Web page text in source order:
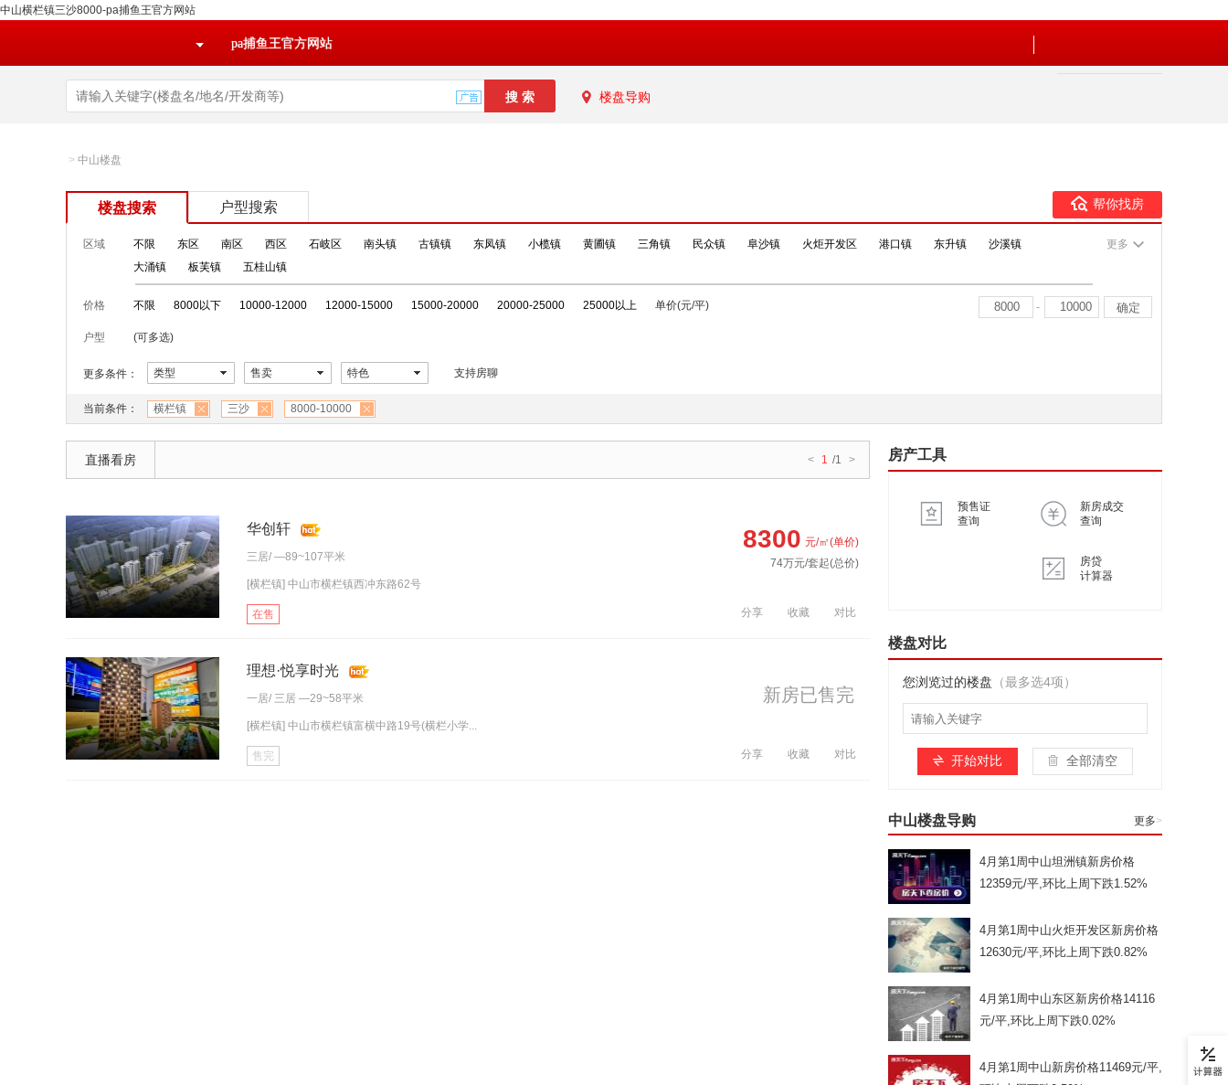
中山横栏镇三沙8000-pa捕鱼王官方网站
pa捕鱼王官方网站
楼盘导购
> 中山楼盘
楼盘搜索 户型搜索 帮你找房
区域 不限 东区 南区 西区 石岐区 南头镇 古镇镇 东凤镇 小榄镇 黄圃镇 三角镇 民众镇 阜沙镇 火炬开发区 港口镇 东升镇
沙溪镇
大涌镇
板芙镇 五桂山镇
更多
价格 不限 8000以下 10000-12000 12000-15000 15000-20000 20000-25000 25000以上 单价(元/平) -
户型 (可多选)
更多条件： 类型 售卖 特色 支持房聊
当前条件： 横栏镇 三沙 8000-10000
直播看房 < 1 /1 >
华创轩
三居/ —89~107平米
[横栏镇] 中山市横栏镇西冲东路62号
在售
8300 元/㎡(单价)
74万元/套起(总价)
分享 收藏 对比
理想·悦享时光
一居/ 三居 —29~58平米
[横栏镇] 中山市横栏镇富横中路19号(横栏小学...
售完
新房已售完
分享 收藏 对比
房产工具
预售证
查询
新房成交
查询
房贷
计算器
楼盘对比
您浏览过的楼盘 （最多选4项）
开始对比 全部清空
中山楼盘导购 更多>
4月第1周中山坦洲镇新房价格
12359元/平,环比上周下跌1.52%
4月第1周中山火炬开发区新房价格
12630元/平,环比上周下跌0.82%
4月第1周中山东区新房价格14116
元/平,环比上周下跌0.02%
4月第1周中山新房价格11469元/平,